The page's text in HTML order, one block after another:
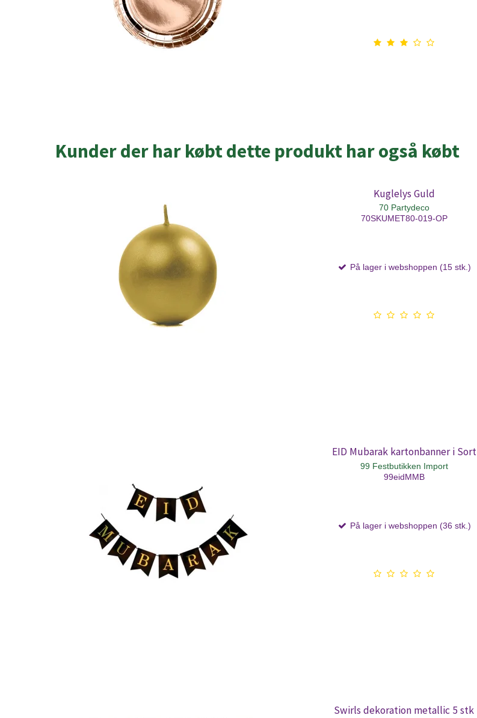
Kunder der har købt dette produkt har også købt
Kuglelys Guld
70 Partydeco
70SKUMET80-019-OP
På lager i webshoppen (15 stk.)
EID Mubarak kartonbanner i Sort
99 Festbutikken Import
99eidMMB
På lager i webshoppen (36 stk.)
Swirls dekoration metallic 5 stk